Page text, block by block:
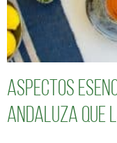
Aspectos
andaluza que